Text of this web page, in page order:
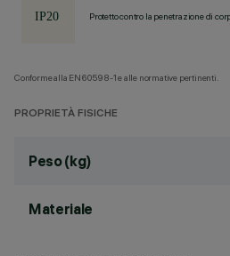
Protetto contro la penetrazione di
Conforme alla EN60598-1 e alle normative pertinenti.
PROPRIETÀ FISICHE
Peso (kg)
Materiale